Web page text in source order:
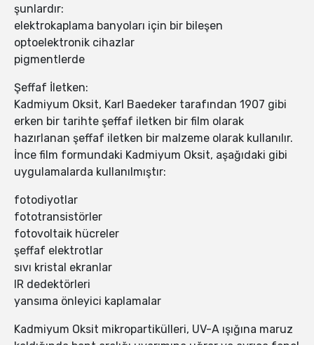
şunlardır:
elektrokaplama banyoları için bir bileşen
optoelektronik cihazlar
pigmentlerde
Şeffaf İletken:
Kadmiyum Oksit, Karl Baedeker tarafından 1907 gibi
erken bir tarihte şeffaf iletken bir film olarak
hazırlanan şeffaf iletken bir malzeme olarak kullanılır.
İnce film formundaki Kadmiyum Oksit, aşağıdaki gibi
uygulamalarda kullanılmıştır:
fotodiyotlar
fototransistörler
fotovoltaik hücreler
şeffaf elektrotlar
sıvı kristal ekranlar
IR dedektörleri
yansıma önleyici kaplamalar
Kadmiyum Oksit mikropartikülleri, UV-A ışığına maruz